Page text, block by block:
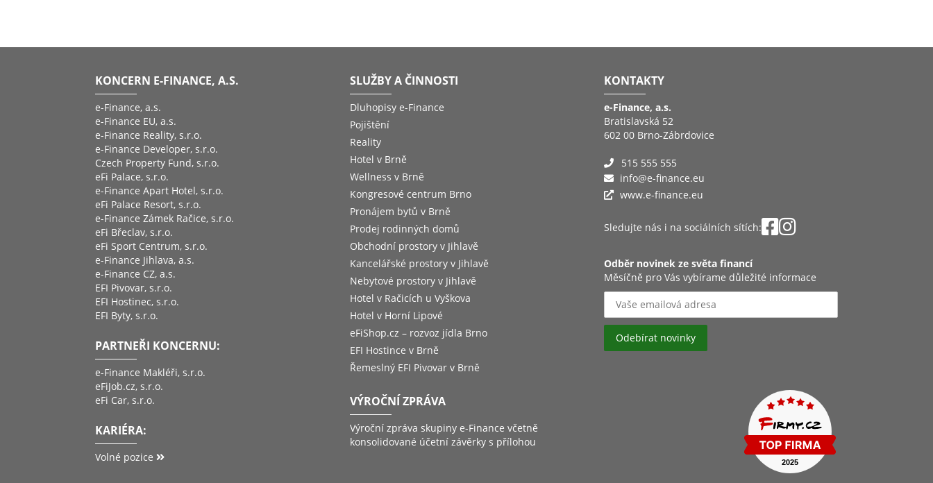
KONCERN E-FINANCE, A.S.
e-Finance, a.s.
e-Finance EU, a.s.
e-Finance Reality, s.r.o.
e-Finance Developer, s.r.o.
Czech Property Fund, s.r.o.
eFi Palace, s.r.o.
e-Finance Apart Hotel, s.r.o.
eFi Palace Resort, s.r.o.
e-Finance Zámek Račice, s.r.o.
eFi Břeclav, s.r.o.
eFi Sport Centrum, s.r.o.
e-Finance Jihlava, a.s.
e-Finance CZ, a.s.
EFI Pivovar, s.r.o.
EFI Hostinec, s.r.o.
EFI Byty, s.r.o.
PARTNEŘI KONCERNU:
e-Finance Makléři, s.r.o.
eFiJob.cz, s.r.o.
eFi Car, s.r.o.
KARIÉRA:
Volné pozice
SLUŽBY A ČINNOSTI
Dluhopisy e-Finance
Pojištění
Reality
Hotel v Brně
Wellness v Brně
Kongresové centrum Brno
Pronájem bytů v Brně
Prodej rodinných domů
Obchodní prostory v Jihlavě
Kancelářské prostory v Jihlavě
Nebytové prostory v Jihlavě
Hotel v Račicích u Vyškova
Hotel v Horní Lipové
eFiShop.cz – rozvoz jídla Brno
EFI Hostince v Brně
Řemeslný EFI Pivovar v Brně
VÝROČNÍ ZPRÁVA
Výroční zpráva skupiny e-Finance včetně
konsolidované účetní závěrky s přílohou
KONTAKTY
e-Finance, a.s.
Bratislavská 52
602 00 Brno-Zábrdovice
515 555 555
info@e-finance.eu
www.e-finance.eu
Sledujte nás i na sociálních sítích:
Odběr novinek ze světa financí
Měsíčně pro Vás vybírame důležité informace